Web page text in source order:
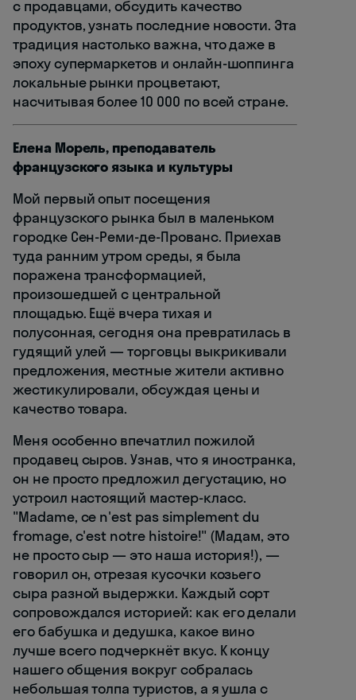
с продавцами, обсудить качество
продуктов, узнать последние новости. Эта
традиция настолько важна, что даже в
эпоху супермаркетов и онлайн-шоппинга
локальные рынки процветают,
насчитывая более 10 000 по всей стране.
Елена Морель, преподаватель
французского языка и культуры
Мой первый опыт посещения
французского рынка был в маленьком
городке Сен-Реми-де-Прованс. Приехав
туда ранним утром среды, я была
поражена трансформацией,
произошедшей с центральной
площадью. Ещё вчера тихая и
полусонная, сегодня она превратилась в
гудящий улей — торговцы выкрикивали
предложения, местные жители активно
жестикулировали, обсуждая цены и
качество товара.
Меня особенно впечатлил пожилой
продавец сыров. Узнав, что я иностранка,
он не просто предложил дегустацию, но
устроил настоящий мастер-класс.
"Madame, ce n'est pas simplement du
fromage, c'est notre histoire!" (Мадам, это
не просто сыр — это наша история!), —
говорил он, отрезая кусочки козьего
сыра разной выдержки. Каждый сорт
сопровождался историей: как его делали
его бабушка и дедушка, какое вино
лучше всего подчеркнёт вкус. К концу
нашего общения вокруг собралась
небольшая толпа туристов, а я ушла с